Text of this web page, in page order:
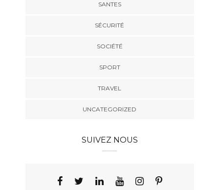
SANTES
SÉCURITÉ
SOCIÉTÉ
SPORT
TRAVEL
UNCATEGORIZED
SUIVEZ NOUS